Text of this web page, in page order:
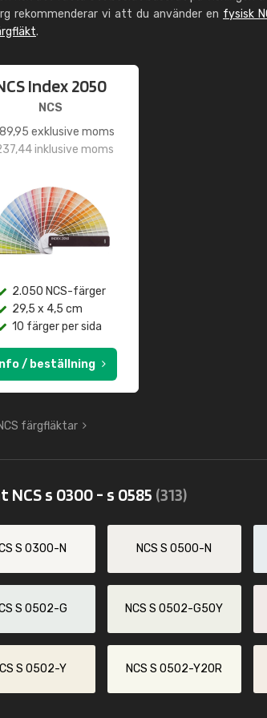
rekommenderar vi att du använder en fysisk
.
Index 2050
NCS
exklusive moms
inklusive moms
2.050 NCS-färger
29,5 x 4,5 cm
10 färger per sida
Info / beställning
färgfläktar
NCS s 0300 - s 0585 (313)
S 0300-N NCS S 0500-N
S 0502-G NCS S 0502-G50Y
S 0502-Y NCS S 0502-Y20R